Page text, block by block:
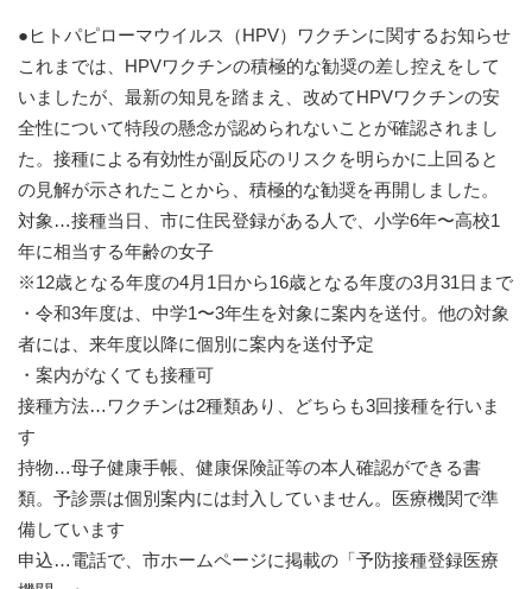
●ヒトパピローマウイルス（HPV）ワクチンに関するお知らせ
これまでは、HPVワクチンの積極的な勧奨の差し控えをして
いましたが、最新の知見を踏まえ、改めてHPVワクチンの安
全性について特段の懸念が認められないことが確認されまし
た。接種による有効性が副反応のリスクを明らかに上回ると
の見解が示されたことから、積極的な勧奨を再開しました。
対象…接種当日、市に住民登録がある人で、小学6年〜高校1
年に相当する年齢の女子
※12歳となる年度の4月1日から16歳となる年度の3月31日まで
・令和3年度は、中学1〜3年生を対象に案内を送付。他の対象
者には、来年度以降に個別に案内を送付予定
・案内がなくても接種可
接種方法…ワクチンは2種類あり、どちらも3回接種を行いま
す
持物…母子健康手帳、健康保険証等の本人確認ができる書
類。予診票は個別案内には封入していません。医療機関で準
備しています
申込…電話で、市ホームページに掲載の「予防接種登録医療